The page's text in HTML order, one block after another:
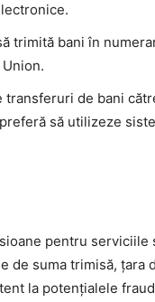
trimită bani în
transferuri de bani
să utilizeze
pentru serviciile
de suma trimisă, țara
la potențialele